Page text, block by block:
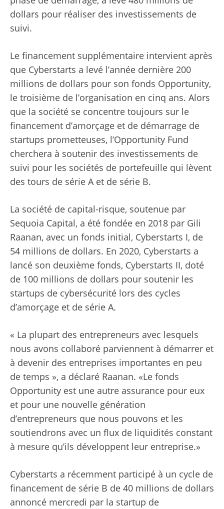
dollars pour réaliser des investissements de
suivi.
Le financement supplémentaire intervient après
que Cyberstarts a levé l’année dernière 200
millions de dollars pour son fonds Opportunity,
le troisième de l’organisation en cinq ans. Alors
que la société se concentre toujours sur le
financement d’amorçage et de démarrage de
startups prometteuses, l’Opportunity Fund
cherchera à soutenir des investissements de
suivi pour les sociétés de portefeuille qui lèvent
des tours de série A et de série B.
La société de capital-risque, soutenue par
Sequoia Capital, a été fondée en 2018 par Gili
Raanan, avec un fonds initial, Cyberstarts I, de
54 millions de dollars. En 2020, Cyberstarts a
lancé son deuxième fonds, Cyberstarts II, doté
de 100 millions de dollars pour soutenir les
startups de cybersécurité lors des cycles
d’amorçage et de série A.
« La plupart des entrepreneurs avec lesquels
nous avons collaboré parviennent à démarrer et
à devenir des entreprises importantes en peu
de temps », a déclaré Raanan. «Le fonds
Opportunity est une autre assurance pour eux
et pour une nouvelle génération
d’entrepreneurs que nous pouvons et les
soutiendrons avec un flux de liquidités constant
à mesure qu’ils développent leur entreprise.»
Cyberstarts a récemment participé à un cycle de
financement de série B de 40 millions de dollars
annoncé mercredi par la startup de